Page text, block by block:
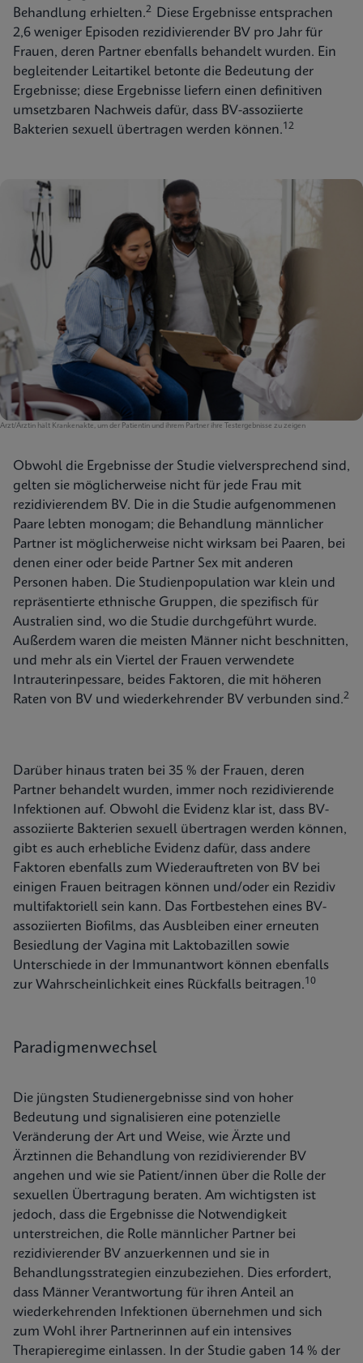
Behandlung erhielten.2
Diese Ergebnisse entsprachen
2,6 weniger Episoden rezidivierender BV pro Jahr für
Frauen, deren Partner ebenfalls behandelt wurden. Ein
begleitender Leitartikel betonte die Bedeutung der
Ergebnisse; diese Ergebnisse liefern einen definitiven
umsetzbaren Nachweis dafür, dass BV-assoziierte
Bakterien sexuell übertragen werden können.12
Arzt/Ärztin hält Krankenakte, um der Patientin und ihrem Partner ihre Testergebnisse zu zeigen
Obwohl die Ergebnisse der Studie vielversprechend sind,
gelten sie möglicherweise nicht für jede Frau mit
rezidivierendem BV. Die in die Studie aufgenommenen
Paare lebten monogam; die Behandlung männlicher
Partner ist möglicherweise nicht wirksam bei Paaren, bei
denen einer oder beide Partner Sex mit anderen
Personen haben. Die Studienpopulation war klein und
repräsentierte ethnische Gruppen, die spezifisch für
Australien sind, wo die Studie durchgeführt wurde.
Außerdem waren die meisten Männer nicht beschnitten,
und mehr als ein Viertel der Frauen verwendete
Intrauterinpessare, beides Faktoren, die mit höheren
Raten von BV und wiederkehrender BV verbunden sind.2
Darüber hinaus traten bei 35 % der Frauen, deren
Partner behandelt wurden, immer noch rezidivierende
Infektionen auf. Obwohl die Evidenz klar ist, dass BV-
assoziierte Bakterien sexuell übertragen werden können,
gibt es auch erhebliche Evidenz dafür, dass andere
Faktoren ebenfalls zum Wiederauftreten von BV bei
einigen Frauen beitragen können und/oder ein Rezidiv
multifaktoriell sein kann. Das Fortbestehen eines BV-
assoziierten Biofilms, das Ausbleiben einer erneuten
Besiedlung der Vagina mit Laktobazillen sowie
Unterschiede in der Immunantwort können ebenfalls
zur Wahrscheinlichkeit eines Rückfalls beitragen.10
Paradigmenwechsel
Die jüngsten Studienergebnisse sind von hoher
Bedeutung und signalisieren eine potenzielle
Veränderung der Art und Weise, wie Ärzte und
Ärztinnen die Behandlung von rezidivierender BV
angehen und wie sie Patient/innen über die Rolle der
sexuellen Übertragung beraten. Am wichtigsten ist
jedoch, dass die Ergebnisse die Notwendigkeit
unterstreichen, die Rolle männlicher Partner bei
rezidivierender BV anzuerkennen und sie in
Behandlungsstrategien einzubeziehen. Dies erfordert,
dass Männer Verantwortung für ihren Anteil an
wiederkehrenden Infektionen übernehmen und sich
zum Wohl ihrer Partnerinnen auf ein intensives
Therapieregime einlassen. In der Studie gaben 14 % der